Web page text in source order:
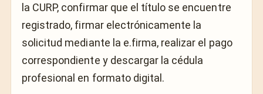
la CURP, confirmar que el título se encuentre
registrado, firmar electrónicamente la
solicitud mediante la e.firma, realizar el pago
correspondiente y descargar la cédula
profesional en formato digital.